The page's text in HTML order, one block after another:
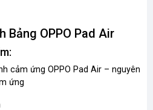
Bảng OPPO Pad Air
cảm ứng OPPO Pad Air – nguyên
ứng